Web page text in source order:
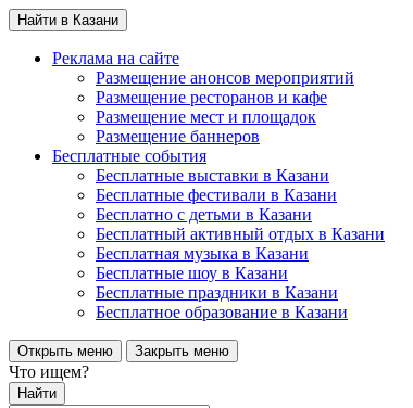
Найти в Казани
Реклама на сайте
Размещение анонсов мероприятий
Размещение ресторанов и кафе
Размещение мест и площадок
Размещение баннеров
Бесплатные события
Бесплатные выставки в Казани
Бесплатные фестивали в Казани
Бесплатно с детьми в Казани
Бесплатный активный отдых в Казани
Бесплатная музыка в Казани
Бесплатные шоу в Казани
Бесплатные праздники в Казани
Бесплатное образование в Казани
Открыть меню Закрыть меню
Что ищем?
Найти